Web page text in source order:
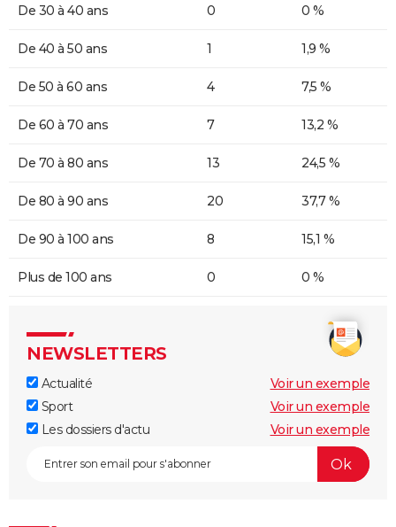
De 30 à 40 ans 0 0 %
De 40 à 50 ans 1 1,9 %
De 50 à 60 ans 4 7,5 %
De 60 à 70 ans 7 13,2 %
De 70 à 80 ans 13 24,5 %
De 80 à 90 ans 20 37,7 %
De 90 à 100 ans 8 15,1 %
Plus de 100 ans 0 0 %
NEWSLETTERS
Actualité
Voir un exemple
Sport
Voir un exemple
Les dossiers d'actu
Voir un exemple